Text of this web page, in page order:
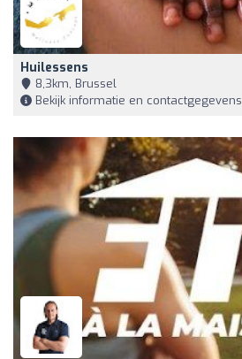
Huilessens
8,3km, Brussel
Bekijk informatie en contactgegevens